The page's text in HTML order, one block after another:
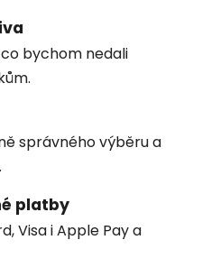
bychom nedali
správného výběru a
platby
Visa i Apple Pay a